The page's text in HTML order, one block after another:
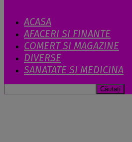
ACASA
AFACERI SI FINANTE
COMERT SI MAGAZINE
DIVERSE
SANATATE SI MEDICINA